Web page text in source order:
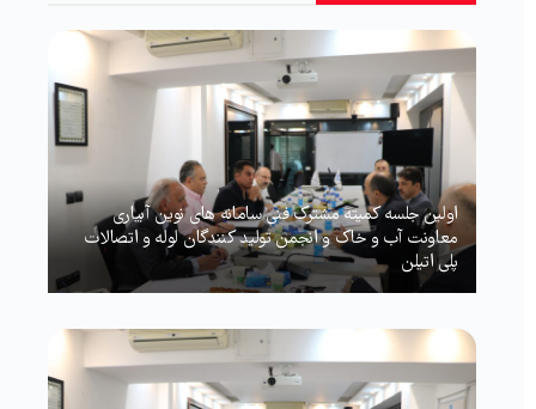
اولین جلسه کمیته مشترک فنی سامانه های نوین آبیاری
معاونت آب و خاک و انجمن تولید کنندگان لوله و اتصالات
پلی اتیلن